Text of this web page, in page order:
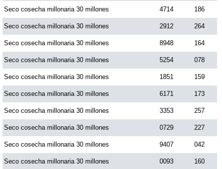
Saman de la suerte
Sinuano Día
Sinuano Noche
Super Chontico Noche
Seco cosecha millonaria 30 millones 4714 186
Seco cosecha millonaria 30 millones 2912 264
Seco cosecha millonaria 30 millones 8948 164
Seco cosecha millonaria 30 millones 5254 078
Seco cosecha millonaria 30 millones 1851 159
Seco cosecha millonaria 30 millones 6171 173
Seco cosecha millonaria 30 millones 3353 257
Seco cosecha millonaria 30 millones 0729 227
Seco cosecha millonaria 30 millones 9407 042
Seco cosecha millonaria 30 millones 0093 160